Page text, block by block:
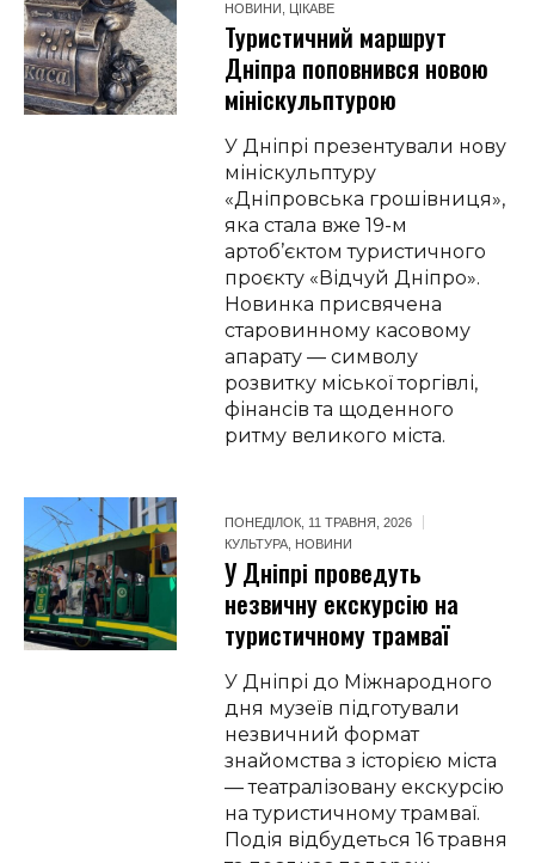
НОВИНИ
ЦІКАВЕ
Туристичний маршрут
Дніпра поповнився новою
мініскульптурою
У Дніпрі презентували нову
мініскульптуру
«Дніпровська грошівниця»,
яка стала вже 19-м
артоб’єктом туристичного
проєкту «Відчуй Дніпро».
Новинка присвячена
старовинному касовому
апарату — символу
розвитку міської торгівлі,
фінансів та щоденного
ритму великого міста.
ПОНЕДІЛОК, 11 ТРАВНЯ, 2026
КУЛЬТУРА НОВИНИ
У Дніпрі проведуть
незвичну екскурсію на
туристичному трамваї
У Дніпрі до Міжнародного
дня музеїв підготували
незвичний формат
знайомства з історією міста
— театралізовану екскурсію
на туристичному трамваї.
Подія відбудеться 16 травня